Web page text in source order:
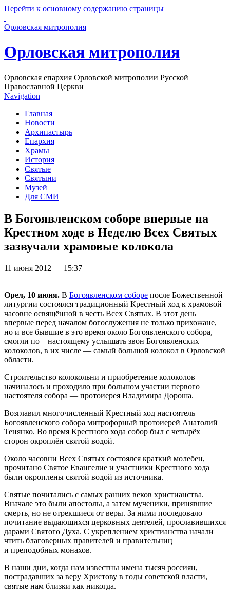
Перейти к основному содержанию страницы
Орловская митрополия
Орловская митрополия
Орловская епархия Орловской митрополии Русской
Православной Церкви
Navigation
Главная
Новости
Архипастырь
Епархия
Храмы
История
Святые
Святыни
Музей
Для СМИ
В Богоявленском соборе впервые на
Крестном ходе в Неделю Всех Святых
зазвучали храмовые колокола
11 июня 2012 — 15:37
Орел, 10 июня. В Богоявленском соборе после Божественной
литургии состоялся традиционный Крестный ход к храмовой
часовне освящённой в честь Всех Святых. В этот день
впервые перед началом богослужения не только прихожане,
но и все бывшие в это время около Богоявленского собора,
смогли по—настоящему услышать звон Богоявленских
колоколов, в их числе — самый большой колокол в Орловской
области.
Строительство колокольни и приобретение колоколов
начиналось и проходило при большом участии первого
настоятеля собора — протоиерея Владимира Дороша.
Возглавил многочисленный Крестный ход настоятель
Богоявленского собора митрофорный протоиерей Анатолий
Тенянко. Во время Крестного хода собор был с четырёх
сторон окроплён святой водой.
Около часовни Всех Святых состоялся краткий молебен,
прочитано Святое Евангелие и участники Крестного хода
были окроплены святой водой из источника.
Святые почитались с самых ранних веков христианства.
Вначале это были апостолы, а затем мученики, принявшие
смерть, но не отрекшиеся от веры. За ними последовало
почитание выдающихся церковных деятелей, прославившихся
дарами Святого Духа. С укреплением христианства начали
чтить благоверных правителей и правительниц
и преподобных монахов.
В наши дни, когда нам известны имена тысяч россиян,
пострадавших за веру Христову в годы советской власти,
святые нам близки как никогда.